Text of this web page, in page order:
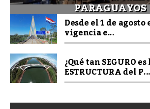
PARAGUAYOS
Desde el 1 de
vigencia e...
¿Qué tan SEGURO
ESTRUCTURA del P...